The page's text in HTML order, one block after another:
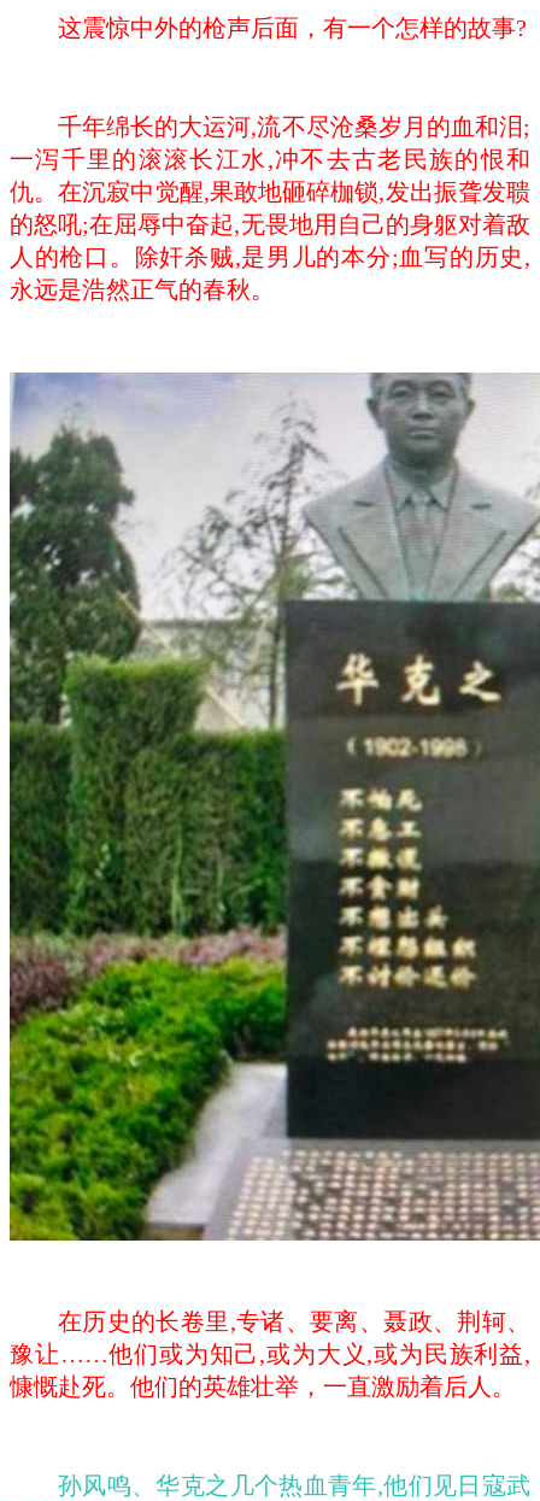
这震惊中外的枪声后面，有一个怎样的故事?
千年绵长的大运河,流不尽沧桑岁月的血和泪;
一泻千里的滚滚长江水,冲不去古老民族的恨和
仇。在沉寂中觉醒,果敢地砸碎枷锁,发出振聋发聩
的怒吼;在屈辱中奋起,无畏地用自己的身躯对着敌
人的枪口。除奸杀贼,是男儿的本分;血写的历史,
永远是浩然正气的春秋。
在历史的长卷里,专诸、要离、聂政、荆轲、
豫让……他们或为知己,或为大义,或为民族利益,
慷慨赴死。他们的英雄壮举，一直激励着后人。
孙风鸣、华克之几个热血青年,他们见日寇武